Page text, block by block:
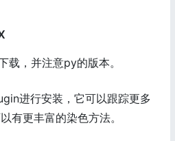
，并注意py的版本。
进行安装，它可以跟踪更多
有更丰富的染色方法。